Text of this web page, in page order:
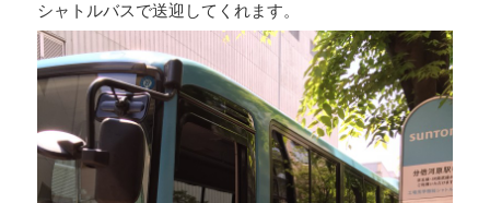
シャトルバスで送迎してくれます。